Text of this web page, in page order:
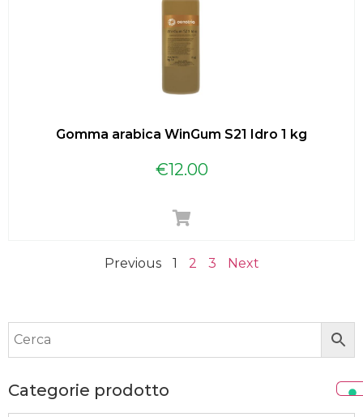
Categorie prodotto
Gomma arabica WinGum S21 Idro 1 kg
€12.00
Previous 1 2 3 Next